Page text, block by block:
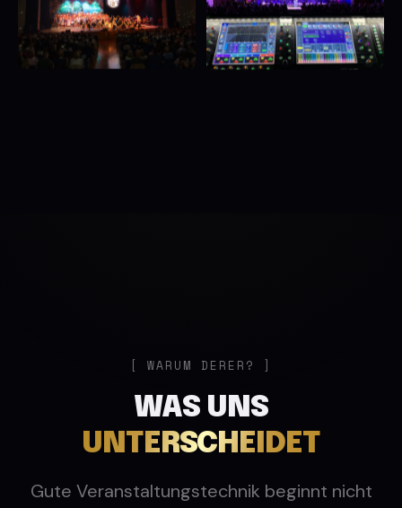
WARUM DERER?
WAS UNS
UNTERSCHEIDET
Gute Veranstaltungstechnik beginnt nicht